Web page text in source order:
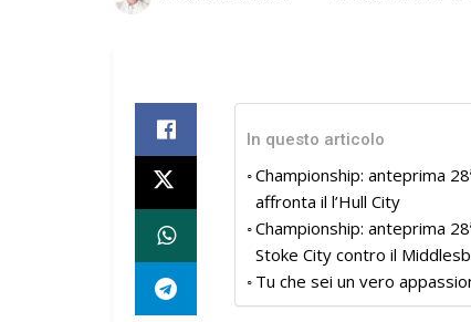
In questo articolo
Championship: anteprima
affronta il l’Hull City
Championship: anteprima
Stoke City contro il
Tu che sei un vero